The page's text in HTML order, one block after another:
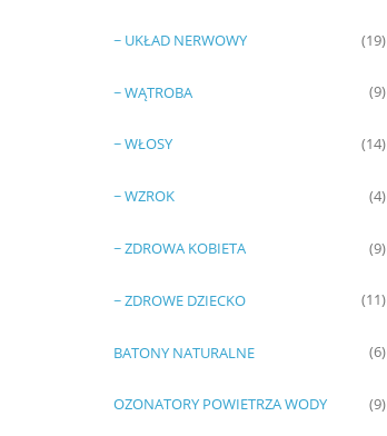
~ UKŁAD NERWOWY (19)
~ WĄTROBA (9)
~ WŁOSY (14)
~ WZROK (4)
~ ZDROWA KOBIETA (9)
~ ZDROWE DZIECKO (11)
BATONY NATURALNE (6)
OZONATORY POWIETRZA WODY (9)